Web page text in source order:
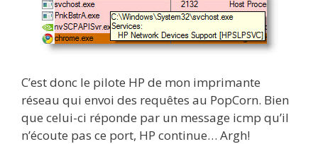
C’est donc le pilote HP de mon imprimante
réseau qui envoi des requêtes au PopCorn. Bien
que celui-ci réponde par un message icmp qu’il
n’écoute pas ce port, HP continue… Argh!